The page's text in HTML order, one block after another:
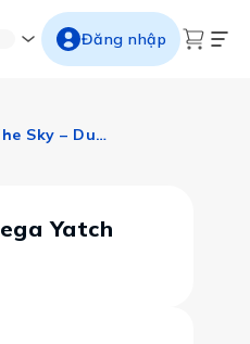
Đăng nhập
Dubai | Hành Trình Độc Bản - Bay Khinh Khí Cầu – Bay Trực Thăng – Dinner In The Sky – Du thuyền Mega Yatch Cruise
Yatch
thành thăng longNgắm hoa